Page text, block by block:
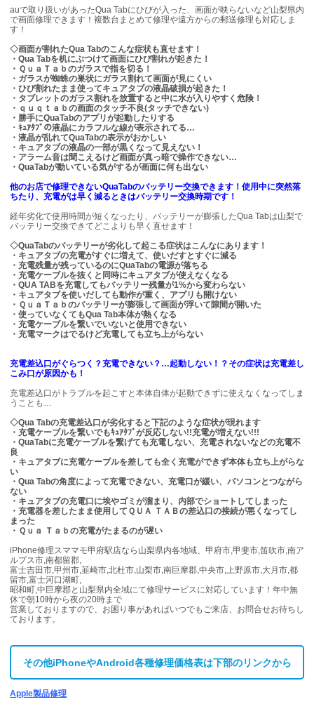
auで取り扱いがあったQua Tabにひびが入った、画面が映らないなど山梨県内
で画面修理できます！複数台まとめて修理や遠方からの郵送修理も対応しま
す！
◇画面が割れたQua Tabのこんな症状も直せます！
・Qua Tabを机にぶつけて画面にひび割れが起きた！
・ＱｕａＴａｂのガラスで指を切る！
・ガラスが蜘蛛の巣状にガラス割れて画面が見にくい
・ひび割れたまま使ってキュアタブの液晶破損が起きた！
・タブレットのガラス割れを放置すると中に水が入りやすく危険！
・ｑｕｑｔａｂの画面のタッチ不良(タッチできない)
・勝手にQuaTabのアプリが起動したりする
・ｷｭｱﾀﾌﾞの液晶にカラフルな線が表示されてる…
・液晶が乱れてQuaTabの表示がおかしい
・キュアタブの液晶の一部が黒くなって見えない！
・アラーム音は聞こえるけど画面が真っ暗で操作できない…
・QuaTabが動いている気がするが画面に何も出ない
他のお店で修理できないQuaTabのバッテリー交換できます！使用中に突然落
ちたり、充電がは早く減るときはバッテリー交換時期です！
経年劣化で使用時間が短くなったり、バッテリーが膨張したQua Tabは山梨で
バッテリー交換できてどこよりも早く直せます！
◇QuaTabのバッテリーが劣化して起こる症状はこんなにあります！
・キュアタブの充電がすぐに増えて、使いだすとすぐに減る
・充電残量が残っているのにQuaTabの電源が落ちる
・充電ケーブルを抜くと同時にキュアタブが使えなくなる
・QUA TABを充電してもバッテリー残量が1%から変わらない
・キュアタブを使いだしても動作が重く、アプリも開けない
・ＱｕａＴａｂのバッテリーが膨張して画面が浮いて隙間が開いた
・使っていなくてもQua Tab本体が熱くなる
・充電ケーブルを繋いでいないと使用できない
・充電マークはでるけど充電しても立ち上がらない
充電差込口がぐらつく？充電できない？…起動しない！？その症状は充電差し
こみ口が原因かも！
充電差込口がトラブルを起こすと本体自体が起動できずに使えなくなってしま
うことも…
◇Qua Tabの充電差込口が劣化すると下記のような症状が現れます
・充電ケーブルを繋いでもｷｭｱﾀﾌﾞが反応しない!!充電が増えない!!!
・QuaTabに充電ケーブルを繋げても充電しない、充電されないなどの充電不
良
・キュアタブに充電ケーブルを差しても全く充電ができず本体も立ち上がらな
い
・Qua Tabの角度によって充電できない、充電口が緩い、パソコンとつながら
ない
・キュアタブの充電口に埃やゴミが溜まり、内部でショートしてしまった
・充電器を差したまま使用してＱＵＡ ＴＡＢの差込口の接続が悪くなってし
まった
・Ｑｕａ Ｔａｂの充電がたまるのが遅い
iPhone修理スママモ甲府駅店なら山梨県内各地域、甲府市,甲斐市,笛吹市,南ア
ルプス市,南都留郡,
富士吉田市,甲州市,韮崎市,北杜市,山梨市,南巨摩郡,中央市,上野原市,大月市,都
留市,富士河口湖町,
昭和町,中巨摩郡と山梨県内全域にて修理サービスに対応しています！年中無
休で朝10時から夜の20時まで
営業しておりますので、お困り事があればいつでもご来店、お問合せお待ちし
ております。
その他iPhoneやAndroid各種修理価格表は下部のリンクから
Apple製品修理